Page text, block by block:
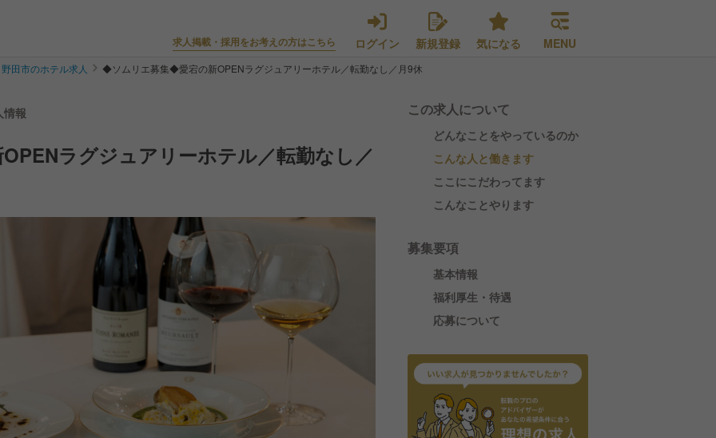
求人掲載・採用をお考えの方はこちら ログイン 新規登録 気になる MENU
野田市のホテル求人 ◆ソムリエ募集◆愛宕の新OPENラグジュアリーホテル／転勤なし／月9休
情報
ラグジュアリーホテル／転勤なし／
この求人について
どんなことをやっているのか
こんな人と働きます
ここにこだわってます
こんなことやります
募集要項
基本情報
福利厚生・待遇
応募について